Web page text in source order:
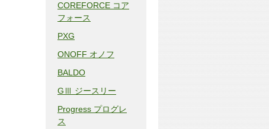
COREFORCE コア
フォース
PXG
ONOFF オノフ
BALDO
GⅢ ジースリー
Progress プログレ
ス